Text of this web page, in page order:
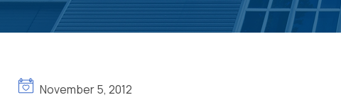
November 5, 2012